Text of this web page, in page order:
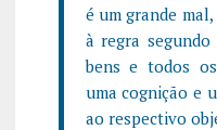
é um grande
à regra
bens e todos
uma cognição e
ao respectivo